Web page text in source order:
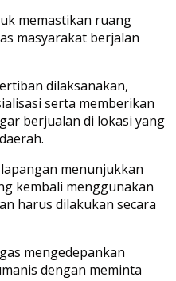
memastikan ruang
masyarakat berjalan
dilaksanakan,
serta memberikan
berjualan di lokasi yang
menunjukkan
kembali menggunakan
harus dilakukan secara
mengedepankan
dengan meminta